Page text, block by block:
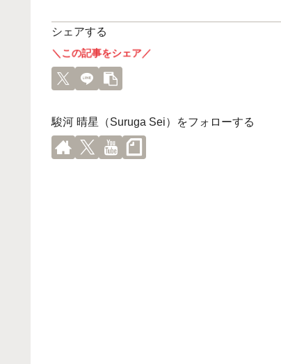
シェアする
＼この記事をシェア／
駿河 晴星（Suruga Sei）をフォローする